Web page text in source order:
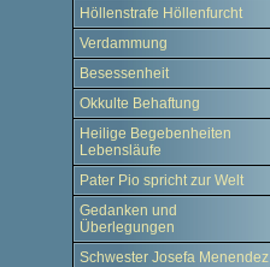
Höllenstrafe Höllenfurcht
Verdammung
Besessenheit
Okkulte Behaftung
Heilige Begebenheiten
Lebensläufe
Pater Pio spricht zur Welt
Gedanken und
Überlegungen
Schwester Josefa Menendez